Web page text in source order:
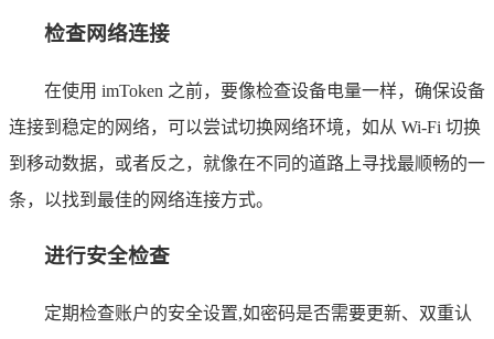
检查网络连接
在使用 imToken 之前，要像检查设备电量一样，确保设备
连接到稳定的网络，可以尝试切换网络环境，如从 Wi-Fi 切换
到移动数据，或者反之，就像在不同的道路上寻找最顺畅的一
条，以找到最佳的网络连接方式。
进行安全检查
定期检查账户的安全设置,如密码是否需要更新、双重认